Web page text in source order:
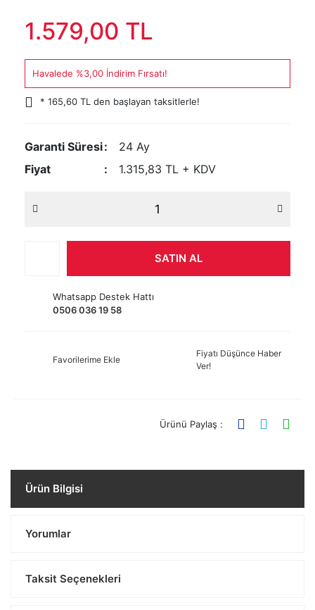
1.579,00 TL
Havalede %3,00 İndirim Fırsatı!
* 165,60 TL den başlayan taksitlerle!
Garanti Süresi
24 Ay
Fiyat
1.315,83 TL + KDV
SATIN AL
Whatsapp Destek Hattı
0506 036 19 58
Favorilerime Ekle
Fiyatı Düşünce Haber
Ver!
Ürünü Paylaş :
Ürün Bilgisi
Yorumlar
Taksit Seçenekleri